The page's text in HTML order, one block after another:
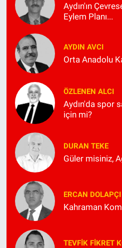
Aydın'ın
Eylem Planı...
AYDIN AVCI
Orta Anadolu
ÖZLENEN ALCI
Aydın'da spor
için mi?
DURAN TEKE
Güler misiniz,
ERCAN DOLAPÇI
Kahraman
TEVFIK FIKRET